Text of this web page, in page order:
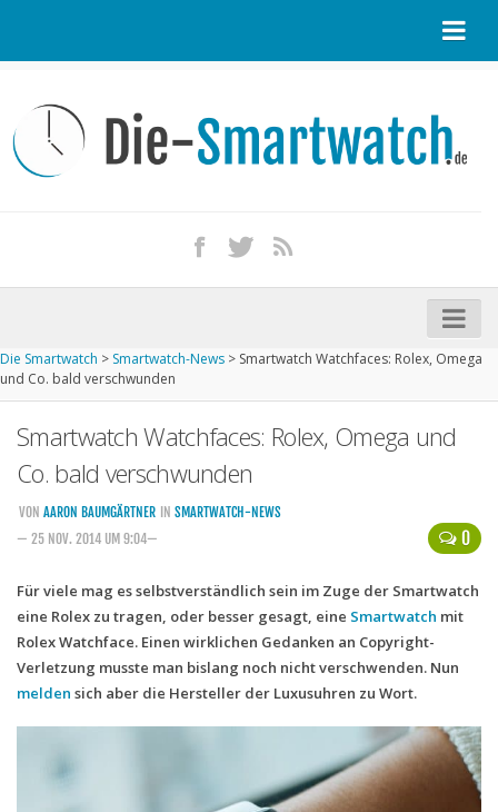
Kontakt / Tipp geben
Impressum
iPhone kaufen
Startseite
Kommende Smartwatches
Handytarife
Smartphonetarife
Datentarife
o2
Smartphonetarife
Die Smartwatch > Smartwatch-News > Smartwatch Watchfaces: Rolex, Omega
und Co. bald verschwunden
Smartwatch Watchfaces: Rolex, Omega und
Co. bald verschwunden
0
VON AARON BAUMGÄRTNER IN SMARTWATCH-NEWS
— 25 NOV. 2014 UM 9:04—
Für viele mag es selbstverständlich sein im Zuge der Smartwatch
eine Rolex zu tragen, oder besser gesagt, eine Smartwatch mit
Rolex Watchface. Einen wirklichen Gedanken an Copyright-
Verletzung musste man bislang noch nicht verschwenden. Nun
melden sich aber die Hersteller der Luxusuhren zu Wort.